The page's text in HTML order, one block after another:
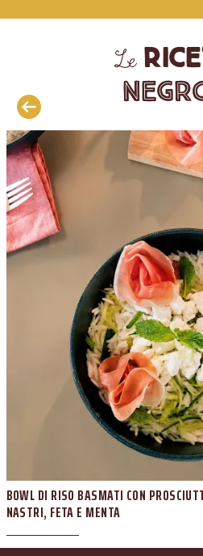
Le
BOWL DI RISO BASMATI CON
NASTRI, FETA E MENTA